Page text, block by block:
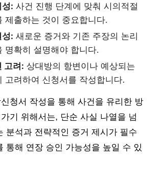
성: 사건 진행 단계에 맞춰 시의적절
제출하는 것이 중요합니다.
성: 새로운 증거와 기존 주장의 논리
명확히 설명해야 합니다.
고려: 상대방의 항변이나 예상되는
고려하여 신청서를 작성합니다.
청서 작성을 통해 사건을 유리한 방
기 위해서는, 단순 사실 나열을 넘
분석과 전략적인 증거 제시가 필수
통해 연장 승인 가능성을 높일 수 있